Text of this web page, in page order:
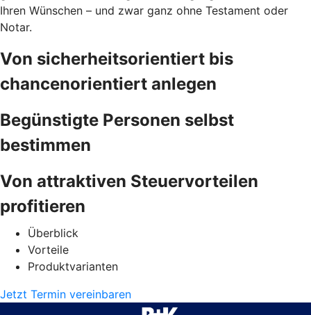
Ihren Wünschen – und zwar ganz ohne Testament oder
Notar.
Von sicherheitsorientiert bis
chancenorientiert anlegen
Begünstigte Personen selbst
bestimmen
Von attraktiven Steuervorteilen
profitieren
Überblick
Vorteile
Produktvarianten
Jetzt Termin vereinbaren